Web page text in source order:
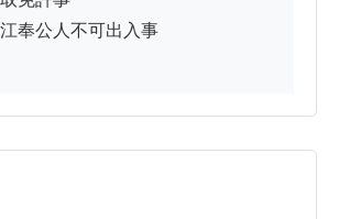
奉公人不可出入事